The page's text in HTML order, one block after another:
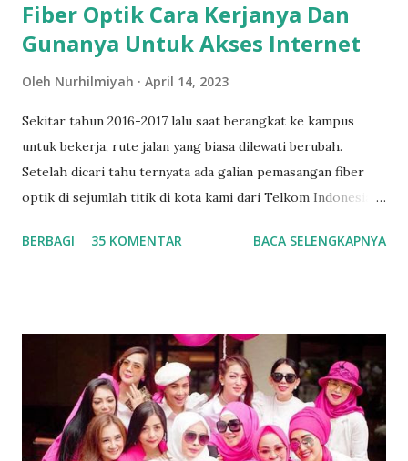
Fiber Optik Cara Kerjanya Dan
Gunanya Untuk Akses Internet
Oleh Nurhilmiyah April 14, 2023
Sekitar tahun 2016-2017 lalu saat berangkat ke kampus
untuk bekerja, rute jalan yang biasa dilewati berubah.
Setelah dicari tahu ternyata ada galian pemasangan fiber
optik di sejumlah titik di kota kami dari Telkom Indonesia .
kegiatan ini. Mengingat kebutuhan terhadap teknologi fiber
Optik Apa itu fiber optik? Fiber optik atau serat optik
adalah saluran transmisi atau sejenis kabel yang terbuat dari
kaca atau plastik yang sangat halus dan lebih kecil dari
sehelai rambut, dan dapat digunakan untuk mentransmisikan
sinyal cahaya dari suatu tempat ke tempat lain. Sumber
BERBAGI 35 KOMENTAR BACA SELENGKAPNYA